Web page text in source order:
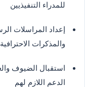
للمدراء التنفيذيين
إعداد المراسلات
والمذكرات الاحترافية
استقبال الضيوف
الدعم اللازم لهم